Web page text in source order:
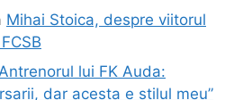
Mihai Stoica, despre viitorul
lui FK Auda:
dar acesta e stilul meu”